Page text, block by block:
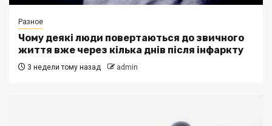
Разное
Чому деякі люди повертаються до звичного
життя вже через кілька днів після інфаркту
3 недели тому назад admin